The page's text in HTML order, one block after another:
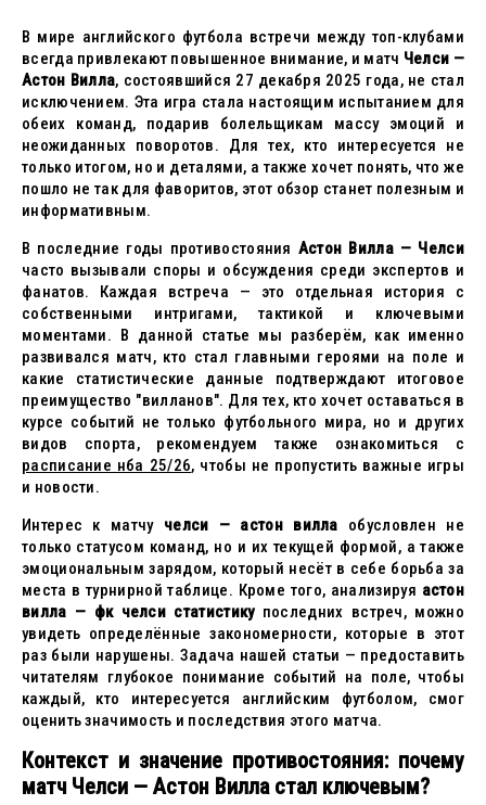
В мире английского футбола встречи между топ-клубами
всегда привлекают повышенное внимание, и матч Челси —
Астон Вилла, состоявшийся 27 декабря 2025 года, не стал
исключением. Эта игра стала настоящим испытанием для
обеих команд, подарив болельщикам массу эмоций и
неожиданных поворотов. Для тех, кто интересуется не
только итогом, но и деталями, а также хочет понять, что же
пошло не так для фаворитов, этот обзор станет полезным и
информативным.
В последние годы противостояния Астон Вилла — Челси
часто вызывали споры и обсуждения среди экспертов и
фанатов. Каждая встреча — это отдельная история с
собственными интригами, тактикой и ключевыми
моментами. В данной статье мы разберём, как именно
развивался матч, кто стал главными героями на поле и
какие статистические данные подтверждают итоговое
преимущество "вилланов". Для тех, кто хочет оставаться в
курсе событий не только футбольного мира, но и других
видов спорта, рекомендуем также ознакомиться с
расписание нба 25/26, чтобы не пропустить важные игры
и новости.
Интерес к матчу челси — астон вилла обусловлен не
только статусом команд, но и их текущей формой, а также
эмоциональным зарядом, который несёт в себе борьба за
места в турнирной таблице. Кроме того, анализируя астон
вилла — фк челси статистикупоследних встреч, можно
увидеть определённые закономерности, которые в этот
раз были нарушены. Задача нашей статьи — предоставить
читателям глубокое понимание событий на поле, чтобы
каждый, кто интересуется английским футболом, смог
оценить значимость и последствия этого матча.
Контекст и значение противостояния: почему
матч Челси — Астон Вилла стал ключевым?